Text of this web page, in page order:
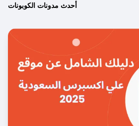
أحدث مدونات الكوبونات